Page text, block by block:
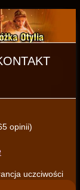
opinii)
uczciwości